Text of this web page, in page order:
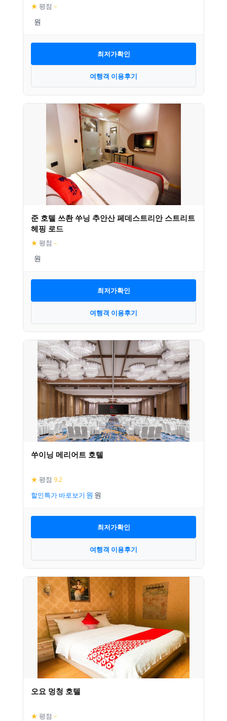
★ 평점 –
최저가확인
여행객 이용후기
준 호텔 쓰촨 쑤닝 추안산 페데스트리안 스트리트
헤핑 로드
★ 평점 –
최저가확인
여행객 이용후기
쑤이닝 메리어트 호텔
★ 평점 9.2
할인특가 바로보기
최저가확인
여행객 이용후기
오요 멍청 호텔
★ 평점 –